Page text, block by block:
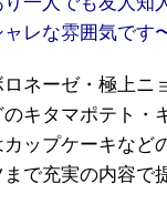
レな雰囲気です
ネーゼ・極上ニ
キタマポテト・
ップケーキなど
で充実の内容で